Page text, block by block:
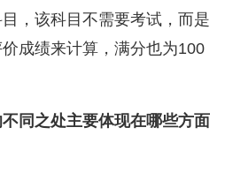
，该科目不需要考试，而是
成绩来计算，满分也为100
同之处主要体现在哪些方面